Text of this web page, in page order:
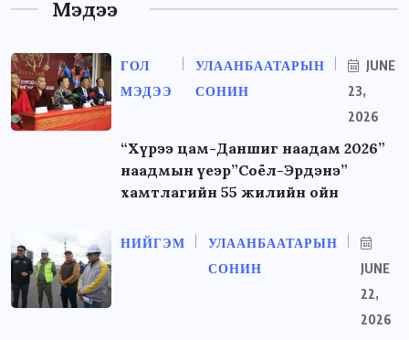
Мэдээ
ГОЛ
МЭДЭЭ
УЛААНБААТАРЫН
СОНИН
JUNE
23,
2026
“Хүрээ цам-Даншиг наадам 2026”
наадмын үеэр”Соёл-Эрдэнэ”
хамтлагийн 55 жилийн ойн
НИЙГЭМ
УЛААНБААТАРЫН
СОНИН
JUNE
22,
2026